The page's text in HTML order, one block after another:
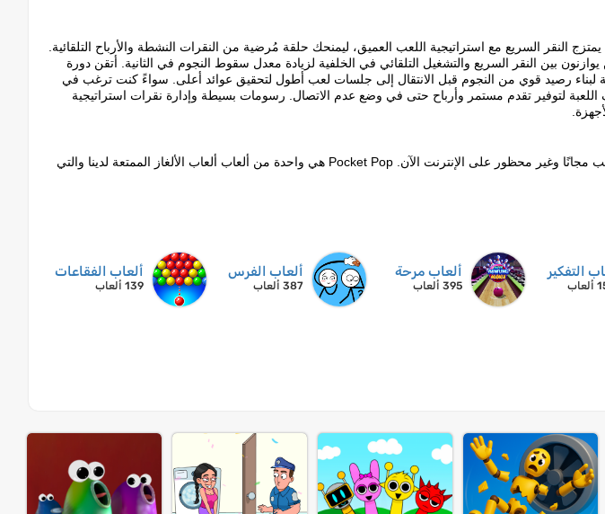
يمتزج النقر السريع مع استراتيجية اللعب العميق، ليمنحك حلقة مُرضية من النقرات النشطة والأرباح التلقائية.
بين النقر السريع والتشغيل التلقائي في الخلفية لزيادة معدل سقوط النجوم في الثانية. أتقن دورة
لبناء رصيد قوي من النجوم قبل الانتقال إلى جلسات لعب أطول لتحقيق عوائد أعلى. سواءً كنت ترغب في
لتوفير تقدم مستمر وأرباح حتى في وضع عدم الاتصال. رسومات بسيطة وإدارة نقرات استراتيجية
العب لعبة Pocket Pop على Lagged.com. العب مجانًا وغير محظور على الإنترنت الآن. Pocket Pop هي واحدة من ألعاب ألعاب الألغاز الممتعة لدينا والتي
التفكير ألعاب مرحة
395 ألعاب
ألعاب الفرس
387 ألعاب
ألعاب الفقاعات
139 ألعاب